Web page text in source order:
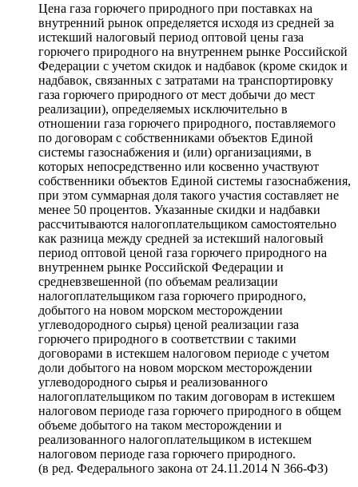
Цена газа горючего природного при поставках на
внутренний рынок определяется исходя из средней за
истекший налоговый период оптовой цены газа
горючего природного на внутреннем рынке Российской
Федерации с учетом скидок и надбавок (кроме скидок и
надбавок, связанных с затратами на транспортировку
газа горючего природного от мест добычи до мест
реализации), определяемых исключительно в
отношении газа горючего природного, поставляемого
по договорам с собственниками объектов Единой
системы газоснабжения и (или) организациями, в
которых непосредственно или косвенно участвуют
собственники объектов Единой системы газоснабжения,
при этом суммарная доля такого участия составляет не
менее 50 процентов. Указанные скидки и надбавки
рассчитываются налогоплательщиком самостоятельно
как разница между средней за истекший налоговый
период оптовой ценой газа горючего природного на
внутреннем рынке Российской Федерации и
средневзвешенной (по объемам реализации
налогоплательщиком газа горючего природного,
добытого на новом морском месторождении
углеводородного сырья) ценой реализации газа
горючего природного в соответствии с такими
договорами в истекшем налоговом периоде с учетом
доли добытого на новом морском месторождении
углеводородного сырья и реализованного
налогоплательщиком по таким договорам в истекшем
налоговом периоде газа горючего природного в общем
объеме добытого на таком месторождении и
реализованного налогоплательщиком в истекшем
налоговом периоде газа горючего природного.
(в ред. Федерального закона от 24.11.2014 N 366-ФЗ)